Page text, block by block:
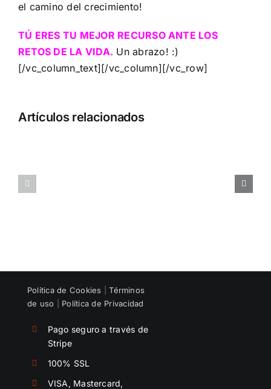
el camino del crecimiento!
TÚ ERES TU MEJOR RECURSO ANTE LOS
RETOS DE LA VIDA. Un abrazo! :)
[/vc_column_text][/vc_column][/vc_row]
Artículos relacionados
Cómo
gestionar
un
equipo
solicitudes
Política de Cookies |Términos
de uso
Política de Privacidad
Pago seguro a través de
Stripe
100% SSL
VISA, Mastercard,